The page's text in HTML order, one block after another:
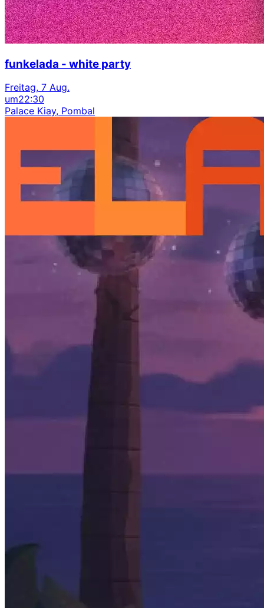
funkelada - white party
Freitag, 7 Aug.
um22:30
Palace Kiay, Pombal